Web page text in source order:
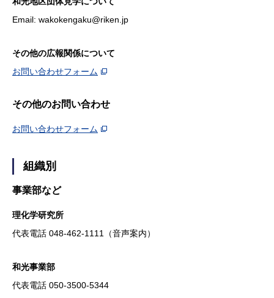
Email: wakokengaku@riken.jp
その他の広報関係について
お問い合わせフォーム
その他のお問い合わせ
お問い合わせフォーム
組織別
事業部など
理化学研究所
代表電話 048-462-1111（音声案内）
和光事業部
代表電話 050-3500-5344